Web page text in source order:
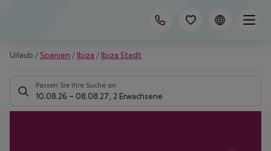
Urlaub / Spanien / Ibiza / Ibiza Stadt
Passen Sie Ihre Suche an
10.08.26 – 08.08.27 2 Erwachsene